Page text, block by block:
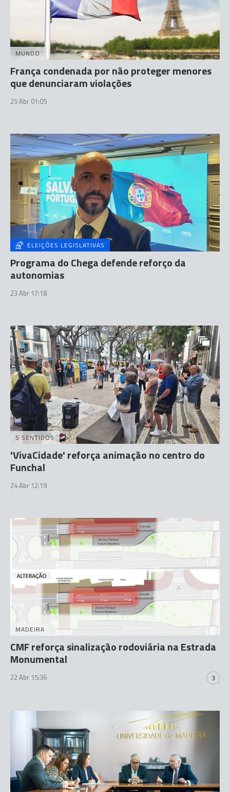
MUNDO
França condenada por não proteger menores
que denunciaram violações
25 Abr 01:05
ELEIÇÕES LEGISLATIVAS
Programa do Chega defende reforço da
autonomias
23 Abr 17:18
5 SENTIDOS
'VivaCidade' reforça animação no centro do
Funchal
24 Abr 12:19
MADEIRA
CMF reforça sinalização rodoviária na Estrada
Monumental
22 Abr 15:36 3